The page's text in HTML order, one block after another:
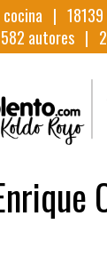
cocina | 18139
582 autores |